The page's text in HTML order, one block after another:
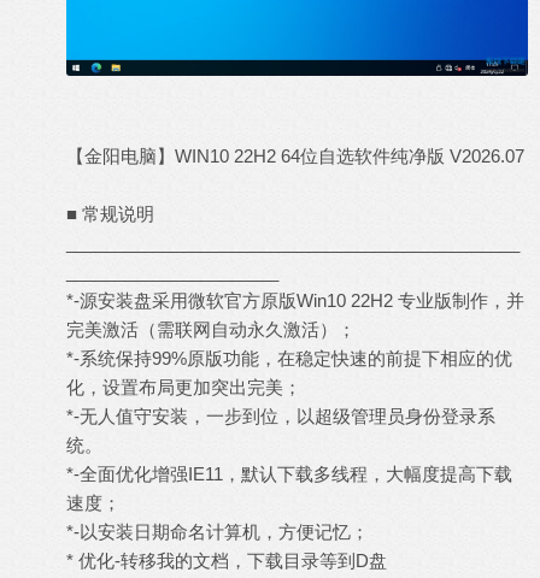
【金阳电脑】WIN10 22H2 64位自选软件纯净版 V2026.07
■ 常规说明
*-源安装盘采用微软官方原版Win10 22H2 专业版制作，并
完美激活（需联网自动永久激活）；
*-系统保持99%原版功能，在稳定快速的前提下相应的优
化，设置布局更加突出完美；
*-无人值守安装，一步到位，以超级管理员身份登录系
统。
*-全面优化增强IE11，默认下载多线程，大幅度提高下载
速度；
*-以安装日期命名计算机，方便记忆；
* 优化-转移我的文档，下载目录等到D盘